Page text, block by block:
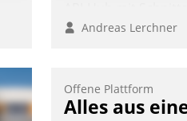
Systemen der
Andreas Lerchner
Offene Plattform
Alles aus